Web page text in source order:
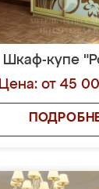
Шкаф-купе
Цена: от 45